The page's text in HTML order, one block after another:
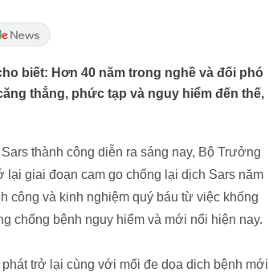
biết: Hơn 40 năm trong nghề và đối phó
thẳng, phức tạp và nguy hiểm đến thế,
thành công diễn ra sáng nay, Bộ Trưởng
giai đoạn cam go chống lại dịch Sars năm
công và kinh nghiệm quý báu từ việc khống
chống bệnh nguy hiểm và mới nổi hiện nay.
trở lại cùng với mối đe dọa dich bệnh mới